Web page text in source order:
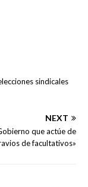
sindicales
NEXT
que actúe de
de facultativos»